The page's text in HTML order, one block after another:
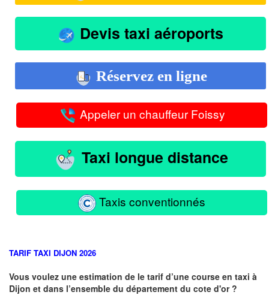
Devis taxi aéroports
Réservez en ligne
Appeler un chauffeur Foissy
Taxi longue distance
Taxis conventionnés
TARIF TAXI DIJON 2026
Vous voulez une estimation de le tarif d’une course en taxi à
Dijon et dans l’ensemble du département du cote d'or ?